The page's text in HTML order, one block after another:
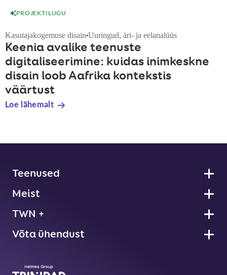
PROJEKTILUGU
Kasutajakogemuse disain Uuringud, äri- ja eelanalüüs
Keenia avalike teenuste
digitaliseerimine: kuidas inimkeskne
disain loob Aafrika kontekstis
väärtust
Loe lähemalt
Teenused
Meist
TWN +
Võta ühendust